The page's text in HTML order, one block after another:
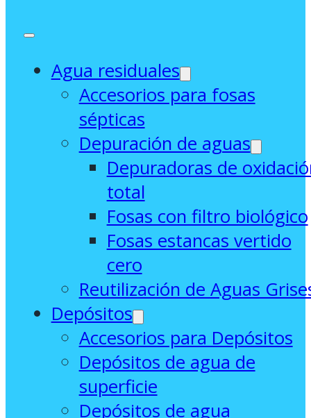
Agua residuales
Accesorios para fosas
sépticas
Depuración de aguas
Depuradoras de
total
Fosas con filtro biológico
Fosas estancas vertido
cero
Reutilización de Aguas
Depósitos
Accesorios para Depósitos
Depósitos de agua de
superficie
Depósitos de agua